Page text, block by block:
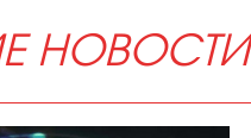
НОВОСТИ